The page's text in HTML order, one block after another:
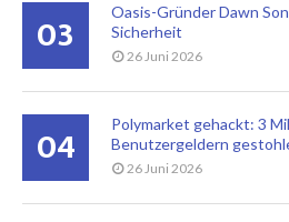
03
Oasis-Gründer Dawn
Sicherheit
26 Juni 2026
04
Polymarket gehackt: 3
Benutzergeldern
26 Juni 2026